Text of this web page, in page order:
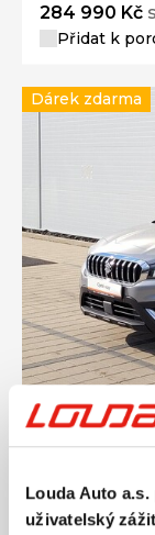
Louda Auto
uživatelský
284 990 Kč
Přidat k
Ročník2017
BoosterJet
Nájezd
Dárek zdarma